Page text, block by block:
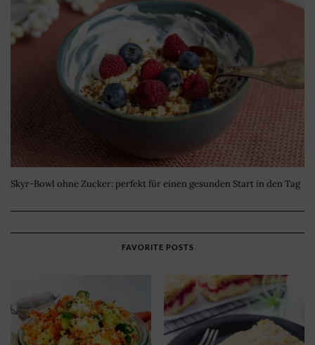
Skyr-Bowl ohne Zucker: perfekt für einen gesunden Start in den Tag
FAVORITE POSTS